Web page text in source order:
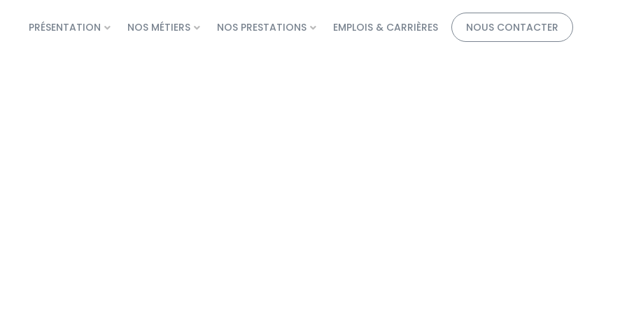
PRÉSENTATION NOS MÉTIERS NOS PRESTATIONS EMPLOIS & CARRIÈRES NOUS CONTACTER